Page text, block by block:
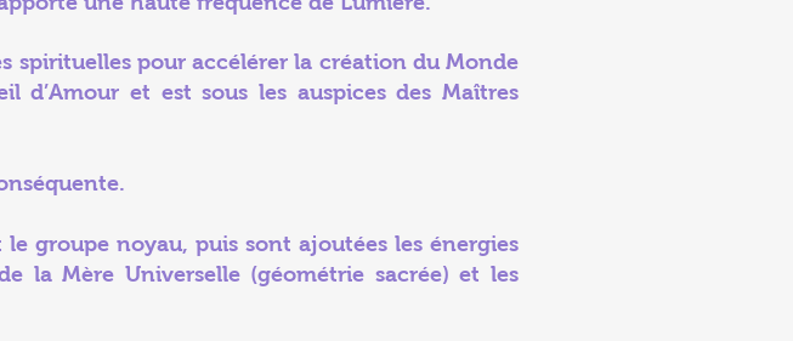
spirituelles pour accélérer la création du Monde
d’Amour et est sous les auspices des Maîtres
groupe noyau, puis sont ajoutées les énergies
la Mère Universelle (géométrie sacrée) et les